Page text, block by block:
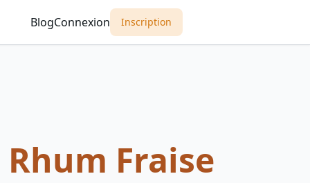
BlogConnexion Inscription
Fraise